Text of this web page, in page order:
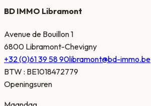
BD IMMO Libramont
Avenue de Bouillon 1
6800 Libramont-Chevigny
+32 (0)61 39 58 90libramont@bd-immo.be
BTW : BE1018472779
Openingsuren